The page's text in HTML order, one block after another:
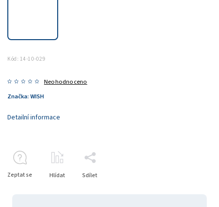
Kód: 14-10-029
Neohodnoceno
Značka: WISH
Detailní informace
Zeptat se Hlídat Sdílet